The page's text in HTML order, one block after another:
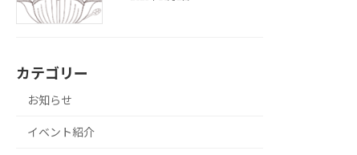
カテゴリー
お知らせ
イベント紹介